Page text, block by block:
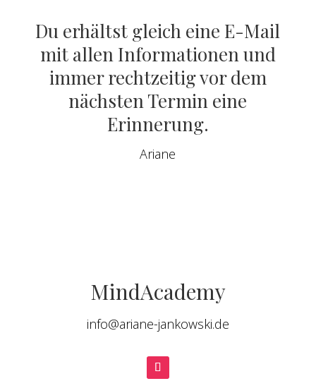
Du erhältst gleich eine E-Mail
mit allen Informationen und
immer rechtzeitig vor dem
nächsten Termin eine
Erinnerung.
Ariane
MindAcademy
info@ariane-jankowski.de